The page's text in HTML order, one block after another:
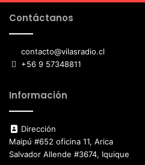
Contáctanos
contacto@vilasradio.cl
+56 9 57348811
Información
Dirección
Maipú #652 oficina 11, Arica
Salvador Allende #3674, Iquique